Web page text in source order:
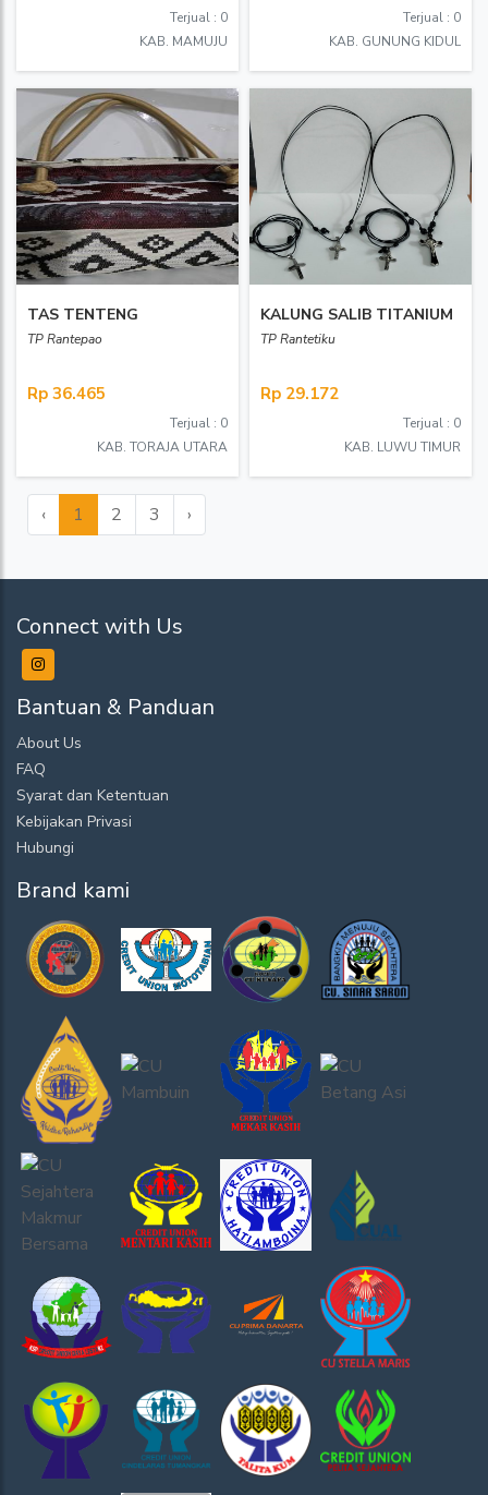
Terjual : 0
KAB. MAMUJU
Terjual : 0
KAB. GUNUNG KIDUL
TAS TENTENG
TP Rantepao
Rp 36.465
Terjual : 0
KAB. TORAJA UTARA
KALUNG SALIB TITANIUM
TP Rantetiku
Rp 29.172
Terjual : 0
KAB. LUWU TIMUR
‹ 1 2 3 ›
Connect with Us
Bantuan & Panduan
About Us
FAQ
Syarat dan Ketentuan
Kebijakan Privasi
Hubungi
Brand kami